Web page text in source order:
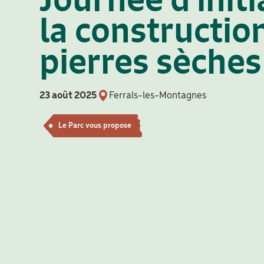
la
pierres sèches
23 août 2025 Ferrals-les-Montagnes
Le Parc vous propose